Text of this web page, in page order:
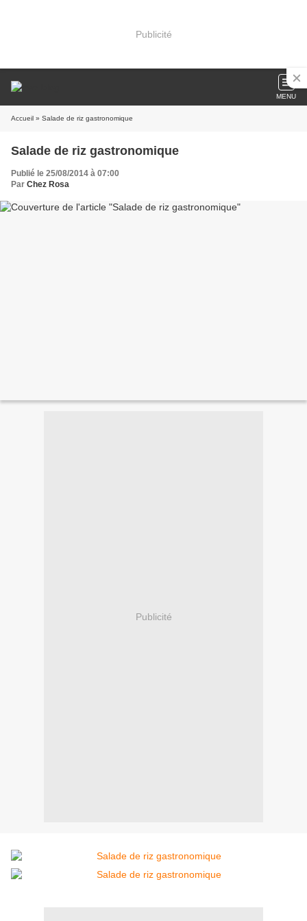
Publicité
MENU
Accueil » Salade de riz gastronomique
Salade de riz gastronomique
Publié le 25/08/2014 à 07:00
Par Chez Rosa
Publicité